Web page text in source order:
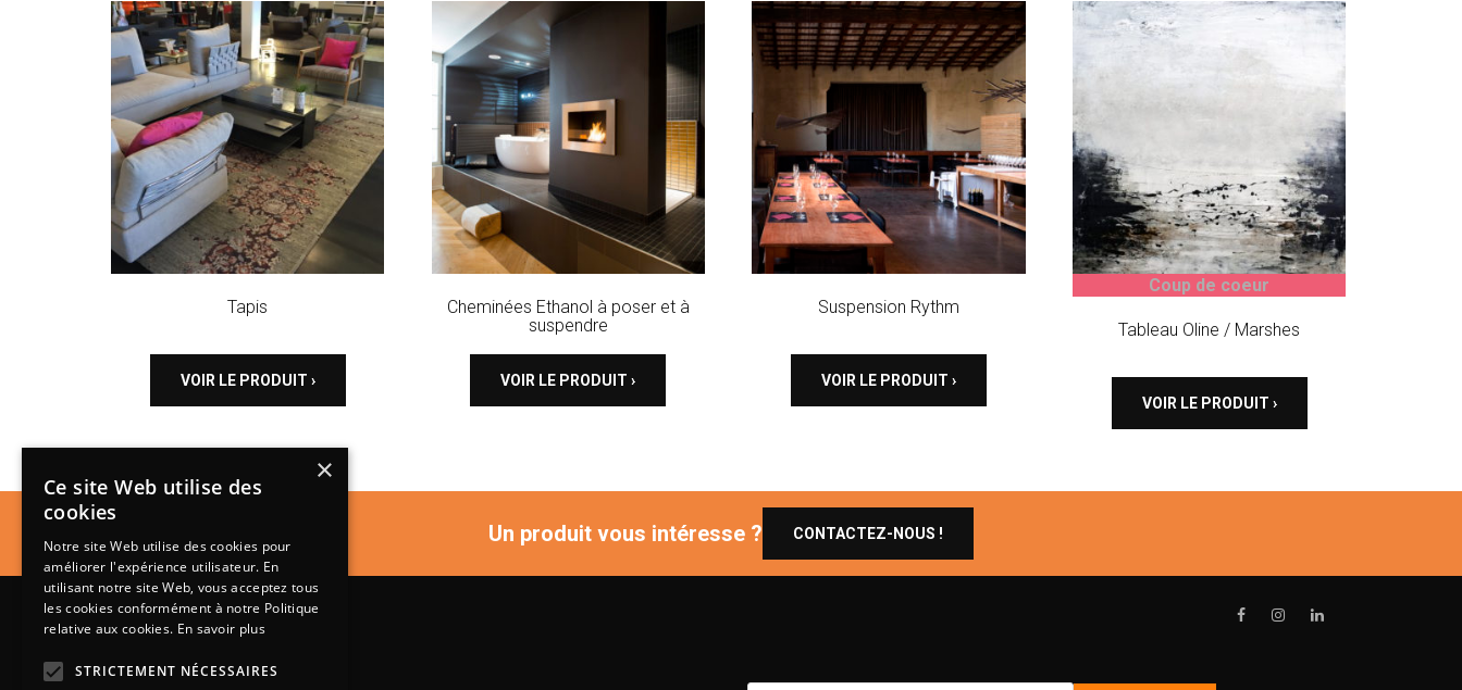
Tapis
VOIR LE PRODUIT ›
Cheminées Ethanol à poser et à
suspendre
VOIR LE PRODUIT ›
Suspension Rythm
VOIR LE PRODUIT ›
Coup de coeur
Tableau Oline / Marshes
VOIR LE PRODUIT ›
Un produit vous intéresse ? CONTACTEZ-NOUS !
×
Ce site Web utilise des
cookies
Notre site Web utilise des cookies pour
améliorer l'expérience utilisateur. En
utilisant notre site Web, vous acceptez tous
les cookies conformément à notre Politique
relative aux cookies. En savoir plus
STRICTEMENT NÉCESSAIRES